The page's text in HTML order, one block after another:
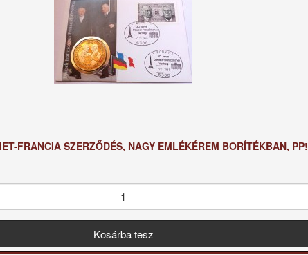
FRANCIA SZERZŐDÉS, NAGY EMLÉKÉREM BORÍTÉKBAN, PP!